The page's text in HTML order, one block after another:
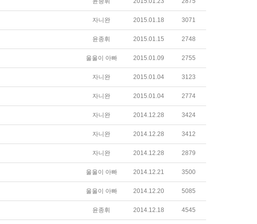
자니완 2015.01.18 3071
윤종휘 2015.01.15 2748
울울이 아빠 2015.01.09 2755
자니완 2015.01.04 3123
자니완 2015.01.04 2774
자니완 2014.12.28 3424
자니완 2014.12.28 3412
자니완 2014.12.28 2879
울울이 아빠 2014.12.21 3500
울울이 아빠 2014.12.20 5085
윤종휘 2014.12.18 4545